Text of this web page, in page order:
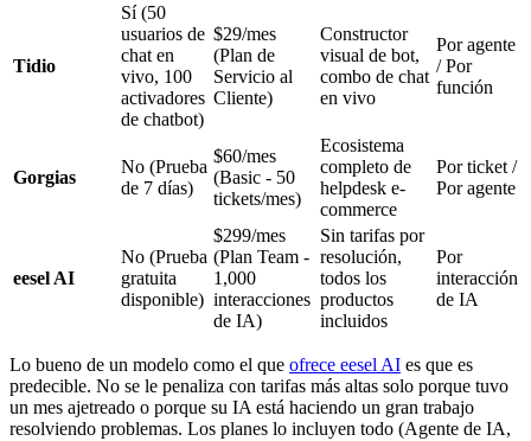
Tidio
Sí (50
usuarios de
chat en
vivo, 100
activadores
de chatbot)
$29/mes
(Plan de
Servicio al
Cliente)
Constructor
visual de bot,
combo de chat
en vivo
Por agente
/ Por
función
Gorgias
No (Prueba
de 7 días)
$60/mes
(Basic - 50
tickets/mes)
Ecosistema
completo de
helpdesk e-
commerce
Por ticket /
Por agente
eesel AI
No (Prueba
gratuita
disponible)
$299/mes
(Plan Team -
1,000
interacciones
de IA)
Sin tarifas por
resolución,
todos los
productos
incluidos
Por
interacción
de IA
Lo bueno de un modelo como el que ofrece eesel AI es que es
predecible. No se le penaliza con tarifas más altas solo porque tuvo
un mes ajetreado o porque su IA está haciendo un gran trabajo
resolviendo problemas. Los planes lo incluyen todo (Agente de IA,